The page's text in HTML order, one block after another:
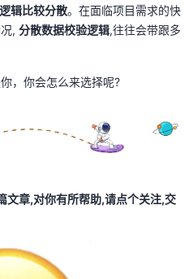
辑比较分散。在面临项目需求的快
, 分散数据校验逻辑,往往会带跟多
，你会怎么来选择呢?
文章,对你有所帮助,请点个关注,交